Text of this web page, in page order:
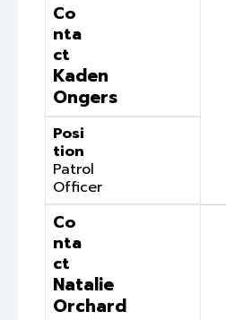
Co
nta
ct
Kaden
Ongers
Posi
tion
Patrol
Officer
Co
nta
ct
Natalie
Orchard